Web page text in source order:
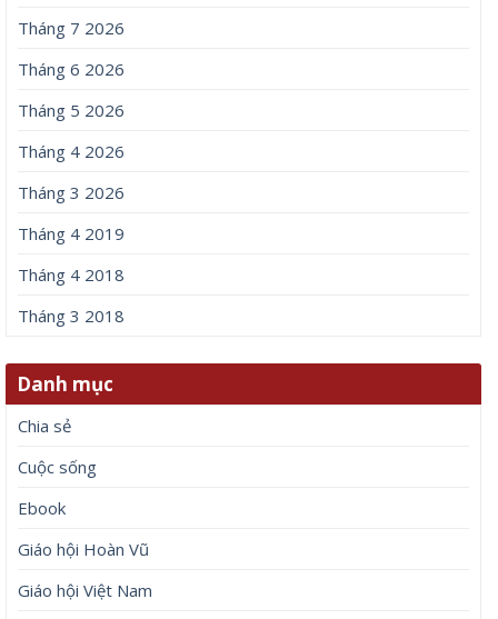
Tháng 7 2026
Tháng 6 2026
Tháng 5 2026
Tháng 4 2026
Tháng 3 2026
Tháng 4 2019
Tháng 4 2018
Tháng 3 2018
Danh mục
Chia sẻ
Cuộc sống
Ebook
Giáo hội Hoàn Vũ
Giáo hội Việt Nam